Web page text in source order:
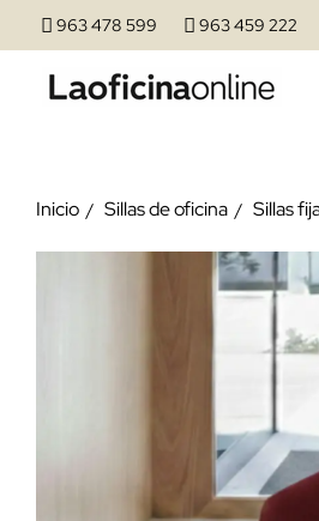
963 478 599 963 459 222
Inicio Sillas de oficina Sillas